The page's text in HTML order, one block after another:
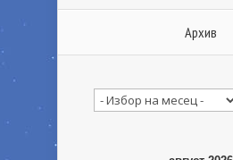
Архив
Архив